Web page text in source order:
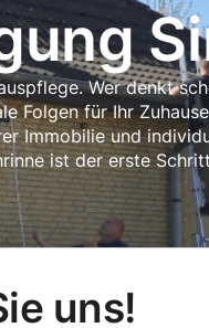
Wer denkt
Folgen für Ihr
Immobilie und
ist der erste
uns!